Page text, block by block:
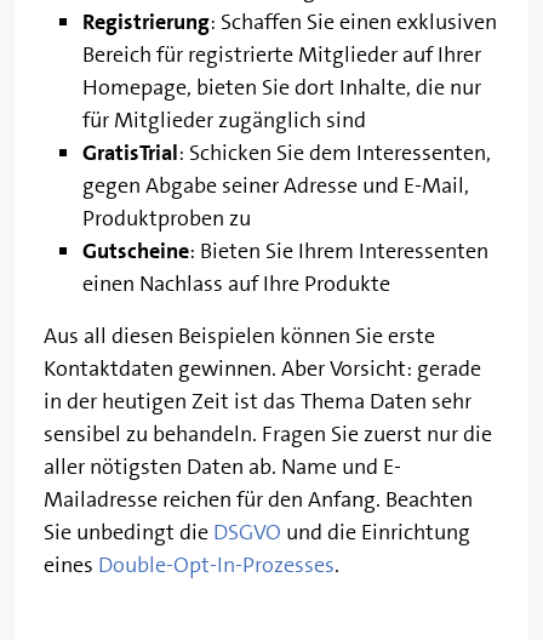
Registrierung: Schaffen Sie einen exklusiven
Bereich für registrierte Mitglieder auf Ihrer
Homepage, bieten Sie dort Inhalte, die nur
für Mitglieder zugänglich sind
GratisTrial: Schicken Sie dem Interessenten,
gegen Abgabe seiner Adresse und E-Mail,
Produktproben zu
Gutscheine: Bieten Sie Ihrem Interessenten
einen Nachlass auf Ihre Produkte
Aus all diesen Beispielen können Sie erste
Kontaktdaten gewinnen. Aber Vorsicht: gerade
in der heutigen Zeit ist das Thema Daten sehr
sensibel zu behandeln. Fragen Sie zuerst nur die
aller nötigsten Daten ab. Name und E-
Mailadresse reichen für den Anfang. Beachten
Sie unbedingt die DSGVO und die Einrichtung
eines Double-Opt-In-Prozesses.